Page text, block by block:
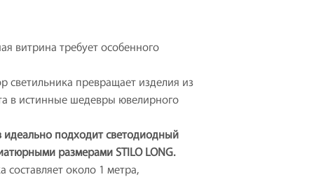
витрина требует особенного
светильника превращает изделия из
в истинные шедевры ювелирного
идеально подходит светодиодный
размерами STILO LONG.
составляет около 1 метра,